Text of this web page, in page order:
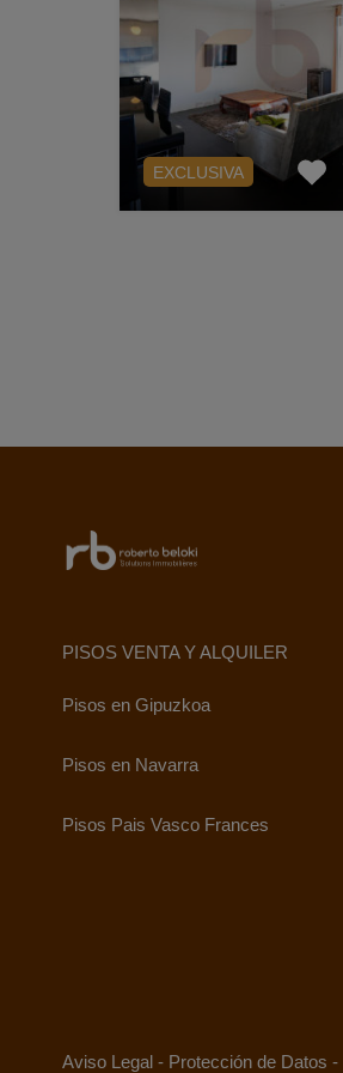
EXCLUSIVA
PISOS VENTA Y ALQUILER
Pisos en Gipuzkoa
Pisos en Navarra
Pisos Pais Vasco Frances
Aviso Legal - Protección de Datos -